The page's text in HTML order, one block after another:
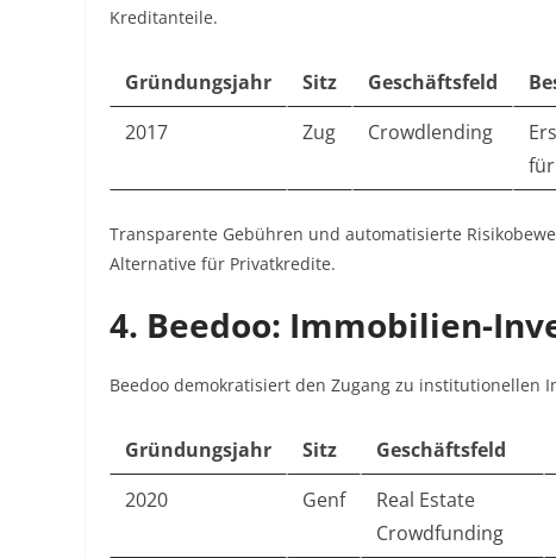
Kreditanteile.
Gründungsjahr Sitz Geschäftsfeld
2017
Zug Crowdlending
Transparente Gebühren und automatisierte
Alternative für Privatkredite.
4. Beedoo: Immobilien-
Beedoo demokratisiert den Zugang zu institutionellen
Gründungsjahr Sitz Geschäftsfeld
2020
Genf
Real Estate
Crowdfunding